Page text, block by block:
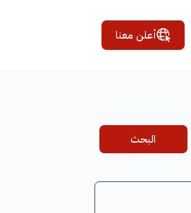
أعلن معنا
البحث